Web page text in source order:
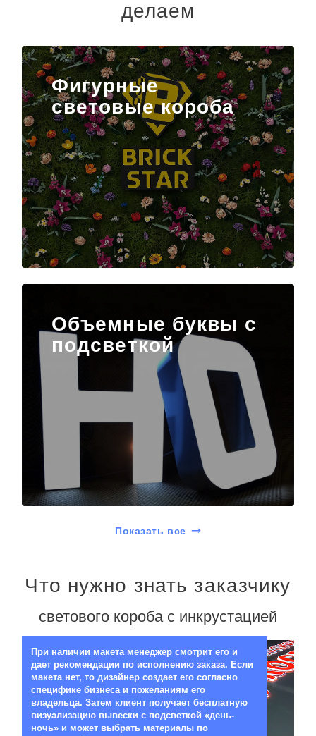
делаем
Фигурные
световые короба
Объемные буквы с
подсветкой
Показать все
Что нужно знать заказчику
светового короба с инкрустацией
01
При наличии макета менеджер смотрит его и
дает рекомендации по исполнению заказа. Если
макета нет, то дизайнер создает его согласно
специфике бизнеса и пожеланиям его
владельца. Затем клиент получает бесплатную
визуализацию вывески с подсветкой «день-
ночь» и может выбрать материалы по